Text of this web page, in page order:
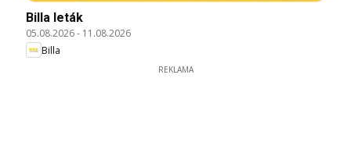
Billa leták
05.08.2026- 11.08.2026
Billa
REKLAMA